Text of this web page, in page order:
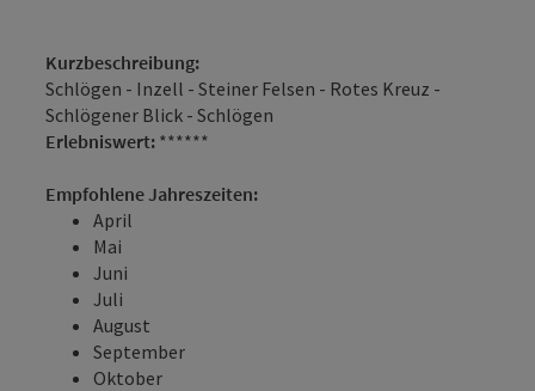
Kurzbeschreibung:
Schlögen - Inzell - Steiner Felsen - Rotes Kreuz -
Schlögener Blick - Schlögen
Erlebniswert: ******
Empfohlene Jahreszeiten:
April
Mai
Juni
Juli
August
September
Oktober